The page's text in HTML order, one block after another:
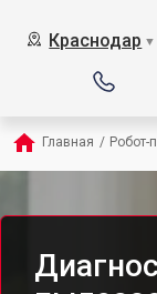
Краснодар ▼
Главная / Робот-